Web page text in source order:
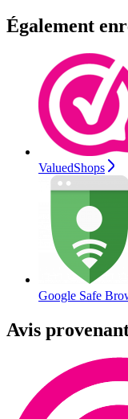
Également
ValuedShops
Google Safe
Avis